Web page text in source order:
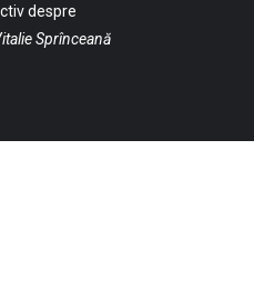
despre
Sprînceană